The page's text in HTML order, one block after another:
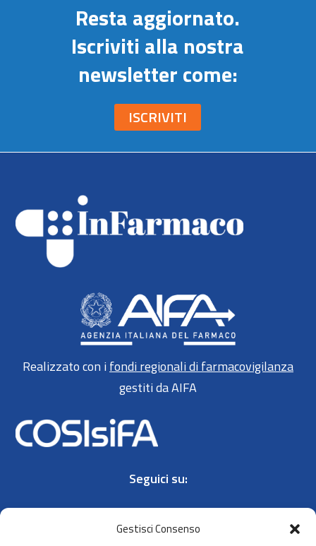
Gestisci Consenso
Resta aggiornato.
Iscriviti alla nostra
newsletter come:
ISCRIVITI
Realizzato con ifondi regionali di farmacovigilanza
gestiti da AIFA
Seguici su: